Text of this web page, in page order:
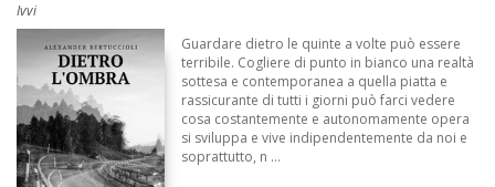
Ivvi
Guardare dietro le quinte a volte può essere
terribile. Cogliere di punto in bianco una realtà
sottesa e contemporanea a quella piatta e
rassicurante di tutti i giorni può farci vedere
cosa costantemente e autonomamente opera
si sviluppa e vive indipendentemente da noi e
soprattutto, n ...